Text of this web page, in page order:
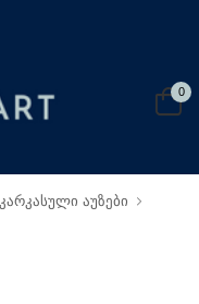
0
კარკასული აუზები